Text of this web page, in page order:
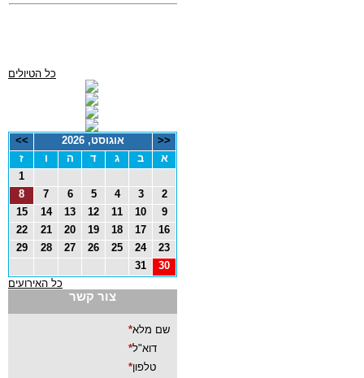
כל הטיולים
<< אוגוסט, 2026
>>
א
ב ג ד ה ו
ז
1
2
3
4
5
6
7
8
9
10
11
12
13
14
15
16
17
18
19
20
21
22
23
24
25
26
27
28
29
30
31
כל האירועים
צור קשר